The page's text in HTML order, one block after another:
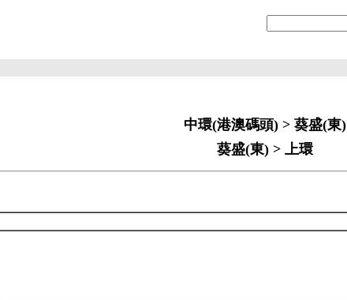
中環(港澳碼頭) > 葵盛(東)
葵盛(東) > 上環